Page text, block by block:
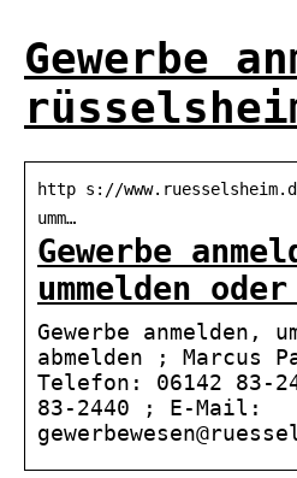
Gewerbe
http s://
umm…
Gewerbe
ummelden
Gewerbe anmelden,
abmelden ; Marcus
Telefon: 06142 83-
83-2440 ; E-Mail: